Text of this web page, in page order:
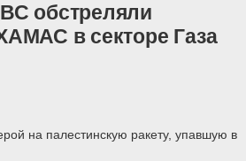
обстреляли
в секторе Газа
на палестинскую ракету, упавшую в